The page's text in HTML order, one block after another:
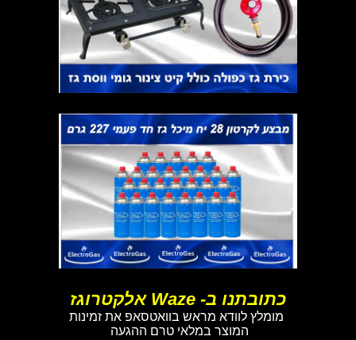
כתובתנו ב- Waze אלקטרוגז
מומלץ לוודא מראש בוואטסאפ את זמינות
המוצר במלאי טרם ההגעה